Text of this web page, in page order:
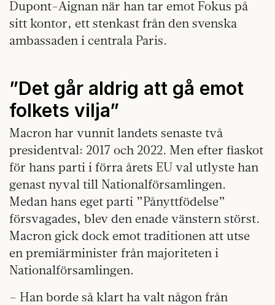
Dupont-Aignan när han tar emot Fokus på
sitt kontor, ett stenkast från den svenska
ambassaden i centrala Paris.
”Det går aldrig att gå emot
folkets vilja”
Macron har vunnit landets senaste två
presidentval: 2017 och 2022. Men efter fiaskot
för hans parti i förra årets EU val utlyste han
genast nyval till Nationalförsamlingen.
Medan hans eget parti ”Pånyttfödelse”
försvagades, blev den enade vänstern störst.
Macron gick dock emot traditionen att utse
en premiärminister från majoriteten i
Nationalförsamlingen.
– Han borde så klart ha valt någon från